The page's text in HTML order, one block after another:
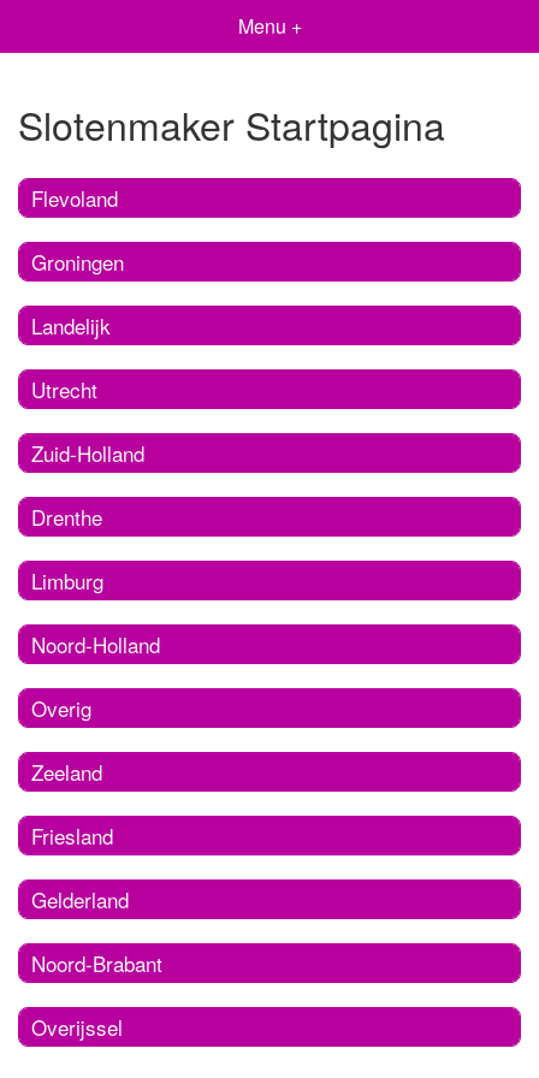
Menu +
Slotenmaker Startpagina
Flevoland
Groningen
Landelijk
Utrecht
Zuid-Holland
Drenthe
Limburg
Noord-Holland
Overig
Zeeland
Friesland
Gelderland
Noord-Brabant
Overijssel